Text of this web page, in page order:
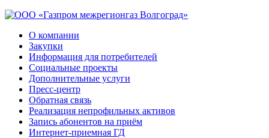
О компании
Закупки
Информация для потребителей
Социальные проекты
Дополнительные услуги
Пресс-центр
Обратная связь
Реализация непрофильных активов
Запись абонентов на приём
Интернет-приемная ГД